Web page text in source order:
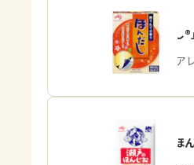
「ほんだし®」
商品・ア
「瀬戸のほ